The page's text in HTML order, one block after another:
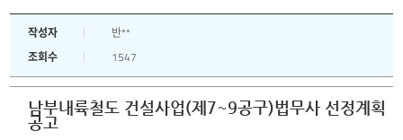
기
작성자
반**
조회수
1547
남부내륙철도 건설사업(제7~9공구)법무사 선정계획
공고